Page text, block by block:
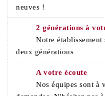
neuves !
2 générations à
Notre établissement
deux générations
A votre écoute
Nos équipes sont à